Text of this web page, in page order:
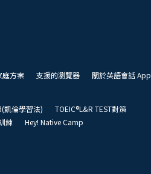
庭方案 支援的瀏覽器 關於英語會話 App
凱倫學習法)
TOEIC®L&R TEST對策
練 Hey! Native Camp